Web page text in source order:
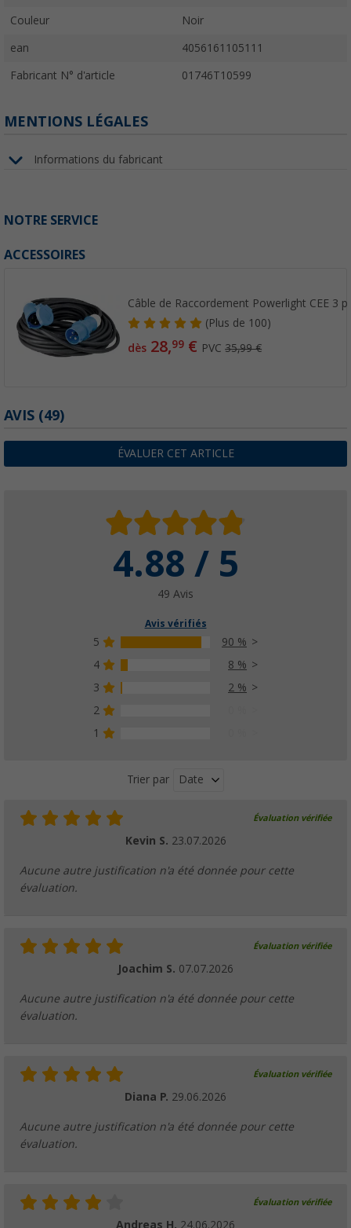
Couleur Noir
ean 4056161105111
Fabricant N° d'article 01746T10599
MENTIONS LÉGALES
Informations du fabricant
NOTRE SERVICE
ACCESSOIRES
Câble de Raccordement Powerlight CEE 3
(Plus de 100)
dès 28,99 € PVC35,99 €
AVIS (49)
ÉVALUER CET ARTICLE
4.88 / 5
49 Avis
Avis vérifiés
5
90 %
4
8 %
3
2 %
2
1
Trier par Date
Évaluation vérifiée
Kevin S. 23.07.2026
Aucune autre justification n'a été donnée pour cette
évaluation.
Évaluation vérifiée
Joachim S. 07.07.2026
Aucune autre justification n'a été donnée pour cette
évaluation.
Évaluation vérifiée
Diana P. 29.06.2026
Aucune autre justification n'a été donnée pour cette
évaluation.
Évaluation vérifiée
Andreas H. 24.06.2026